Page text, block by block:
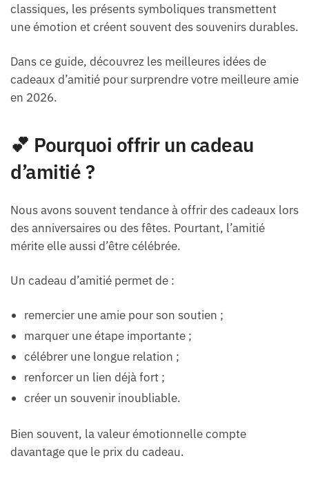
classiques, les présents symboliques transmettent
une émotion et créent souvent des souvenirs durables.
Dans ce guide, découvrez les meilleures idées de
cadeaux d’amitié pour surprendre votre meilleure amie
en 2026.
💕 Pourquoi offrir un cadeau
d’amitié ?
Nous avons souvent tendance à offrir des cadeaux lors
des anniversaires ou des fêtes. Pourtant, l’amitié
mérite elle aussi d’être célébrée.
Un cadeau d’amitié permet de :
remercier une amie pour son soutien ;
marquer une étape importante ;
célébrer une longue relation ;
renforcer un lien déjà fort ;
créer un souvenir inoubliable.
Bien souvent, la valeur émotionnelle compte
davantage que le prix du cadeau.